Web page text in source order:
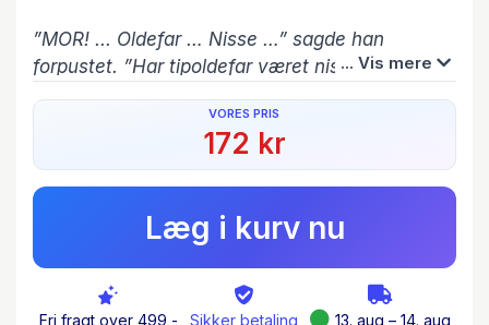
”MOR! ... Oldefar … Nisse …” sagde han
forpustet. ”Har tipoldefar været nisse? Og hvad
er Grødstrup?”
Pelle og hans bedste ven Karl går i 3A på
Præstestrupskolen, da de får til opgave at lave
deres eget stamtræ. Pelle opdager, at hans
tipoldefar Julius har været nisse.
Næste morgen vågner Pelle omgivet af nisser,
og det bliver starten på Pelle og Karls
... Vis mere
VORES PRIS
172 kr
Læg i kurv nu
Fri fragt over 499,- Sikker betaling 13. aug – 14. aug